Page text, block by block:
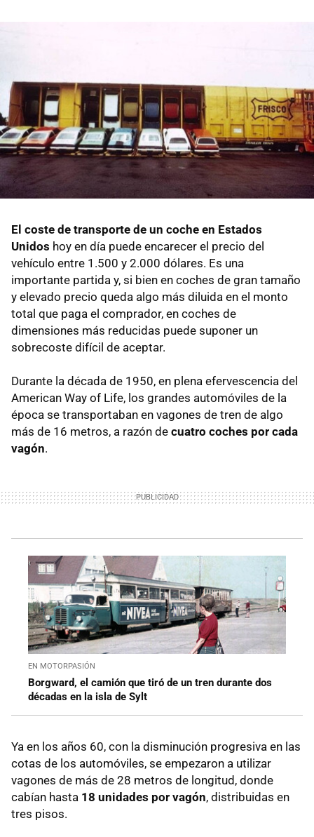
El coste de transporte de un coche en Estados
Unidos hoy en día puede encarecer el precio del
vehículo entre 1.500 y 2.000 dólares. Es una
importante partida y, si bien en coches de gran tamaño
y elevado precio queda algo más diluida en el monto
total que paga el comprador, en coches de
dimensiones más reducidas puede suponer un
sobrecoste difícil de aceptar.
Durante la década de 1950, en plena efervescencia del
American Way of Life, los grandes automóviles de la
época se transportaban en vagones de tren de algo
más de 16 metros, a razón de cuatro coches por cada
vagón.
EN MOTORPASIÓN
Borgward, el camión que tiró de un tren durante dos
décadas en la isla de Sylt
Ya en los años 60, con la disminución progresiva en las
cotas de los automóviles, se empezaron a utilizar
vagones de más de 28 metros de longitud, donde
cabían hasta 18 unidades por vagón, distribuidas en
tres pisos.